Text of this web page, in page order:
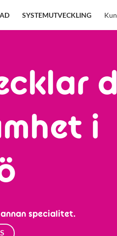
SYSTEMUTVECKLING
i
specialitet.